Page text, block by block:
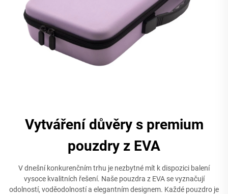
Vytváření důvěry s premium
pouzdry z EVA
V dnešní konkurenčním trhu je nezbytné mít k dispozici balení
vysoce kvalitních řešení. Naše pouzdra z EVA se vyznačují
odolností, voděodolností a elegantním designem. Každé pouzdro je